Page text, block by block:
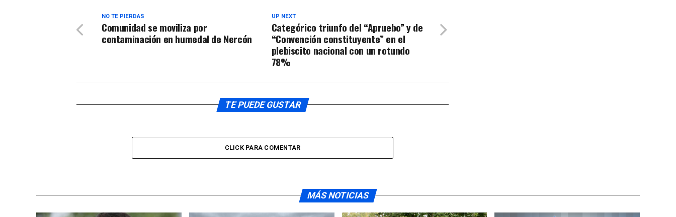
UP NEXT
Categórico triunfo del “Apruebo” y de
“Convención constituyente” en el
plebiscito nacional con un rotundo
78%
NO TE PIERDAS
Comunidad se moviliza por
contaminación en humedal de Nercón
TE PUEDE GUSTAR
CLICK PARA COMENTAR
MÁS NOTICIAS